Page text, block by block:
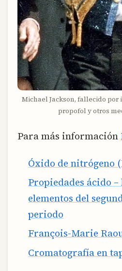
Michael Jackson, fallecido por
propofol y otros
Para más información
Óxido de nitrógeno
Propiedades ácido –
elementos del
periodo
François-Marie
Cromatografía en